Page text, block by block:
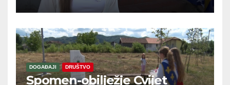
DOGAĐAJI DRUŠTVO
Spomen-obilježje Cvijet